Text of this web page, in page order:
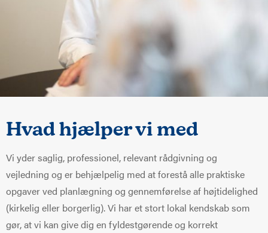
Hvad hjælper vi med
Vi yder saglig, professionel, relevant rådgivning og
vejledning og er behjælpelig med at forestå alle praktiske
opgaver ved planlægning og gennemførelse af højtidelighed
(kirkelig eller borgerlig). Vi har et stort lokal kendskab som
gør, at vi kan give dig en fyldestgørende og korrekt